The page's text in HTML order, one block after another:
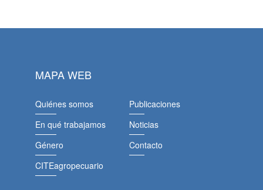
MAPA WEB
Quiénes somos
En qué trabajamos
Género
CITEagropecuario
Publicaciones
Noticias
Contacto